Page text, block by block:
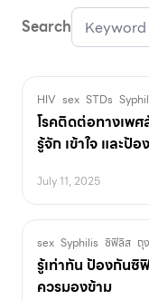
Search
HIV sex STDs
โรคติดต่อทางเพ
รู้จัก เข้าใจ และป้
July 11, 2025
sex Syphilis ซิฟิลิส ถุ
รู้เท่าทัน ป้องกันซิ
ควรมองข้าม